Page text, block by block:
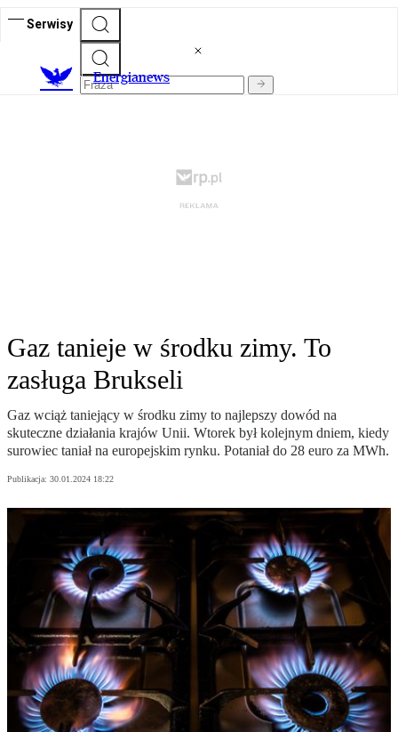
Serwisy
Energianews
Gaz tanieje w środku zimy. To
zasługa Brukseli
Gaz wciąż taniejący w środku zimy to najlepszy dowód na
skuteczne działania krajów Unii. Wtorek był kolejnym dniem, kiedy
surowiec taniał na europejskim rynku. Potaniał do 28 euro za MWh.
Publikacja: 30.01.2024 18:22